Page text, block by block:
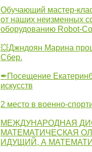
Обучающий мастер-
от наших неизменных
оборудованию Robot-
💥Джндоян Марина
Сбер.
✒Посещение
искусств
2 место в военно-
МЕЖДУНАРОДНАЯ
МАТЕМАТИЧЕСКАЯ
ИДУЩИЙ, А